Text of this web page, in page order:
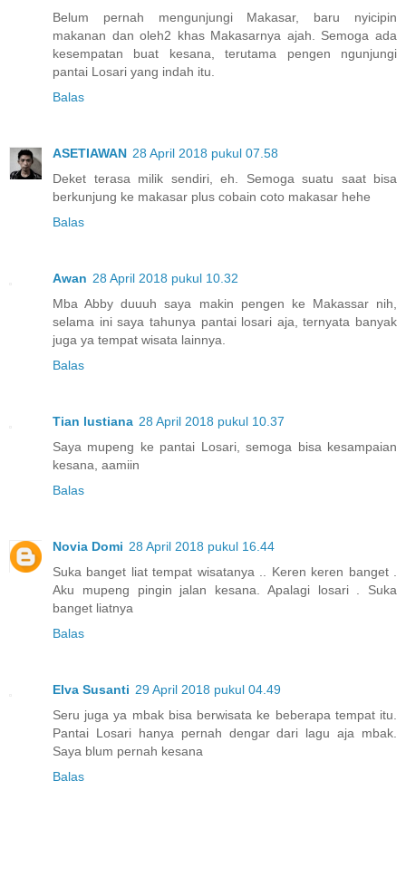
Belum pernah mengunjungi Makasar, baru nyicipin
makanan dan oleh2 khas Makasarnya ajah. Semoga ada
kesempatan buat kesana, terutama pengen ngunjungi
pantai Losari yang indah itu.
Balas
ASETIAWAN 28 April 2018 pukul 07.58
Deket terasa milik sendiri, eh. Semoga suatu saat bisa
berkunjung ke makasar plus cobain coto makasar hehe
Balas
Awan 28 April 2018 pukul 10.32
Mba Abby duuuh saya makin pengen ke Makassar nih,
selama ini saya tahunya pantai losari aja, ternyata banyak
juga ya tempat wisata lainnya.
Balas
Tian lustiana 28 April 2018 pukul 10.37
Saya mupeng ke pantai Losari, semoga bisa kesampaian
kesana, aamiin
Balas
Novia Domi 28 April 2018 pukul 16.44
Suka banget liat tempat wisatanya .. Keren keren banget .
Aku mupeng pingin jalan kesana. Apalagi losari . Suka
banget liatnya
Balas
Elva Susanti 29 April 2018 pukul 04.49
Seru juga ya mbak bisa berwisata ke beberapa tempat itu.
Pantai Losari hanya pernah dengar dari lagu aja mbak.
Saya blum pernah kesana
Balas